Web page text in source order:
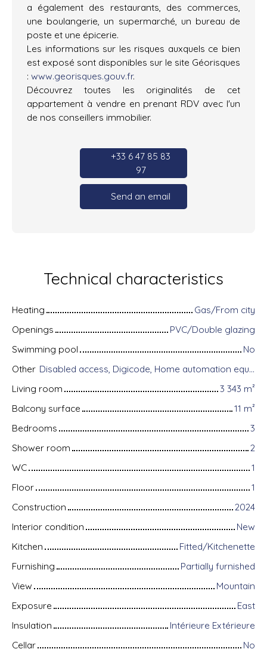
a également des restaurants, des commerces,
une boulangerie, un supermarché, un bureau de
poste et une épicerie.
Les informations sur les risques auxquels ce bien
est exposé sont disponibles sur le site Géorisques
: www.georisques.gouv.fr.
Découvrez toutes les originalités de cet
appartement à vendre en prenant RDV avec l'un
de nos conseillers immobilier.
+33 6 47 85 83
97
Send an email
Technical characteristics
Heating
Gas/From city
Openings
PVC/Double glazing
Swimming pool
No
Other
Disabled access, Digicode, Home automation equipment, Fiber optic Internet, Intercom, Bike storage, Motorized gate, Videophone, Electric shutters
Living room
3 343 m²
Balcony surface
11 m²
Bedrooms
3
Shower room
2
WC
1
Floor
1
Construction
2024
Interior condition
New
Kitchen
Fitted/Kitchenette
Furnishing
Partially furnished
View
Mountain
Exposure
East
Insulation
Intérieure Extérieure
Cellar
No